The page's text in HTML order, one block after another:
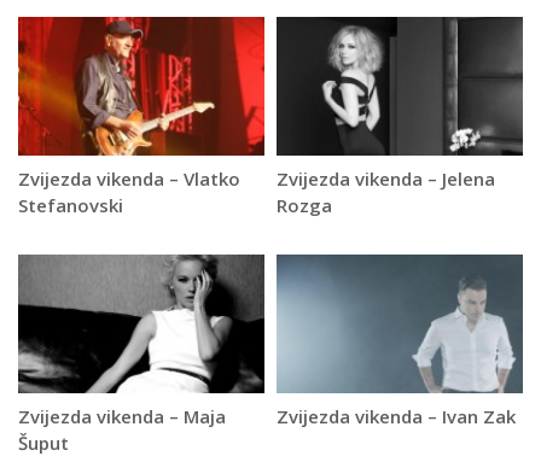
Zvijezda vikenda – Vlatko
Stefanovski
Zvijezda vikenda – Jelena
Rozga
Zvijezda vikenda – Maja
Šuput
Zvijezda vikenda – Ivan Zak